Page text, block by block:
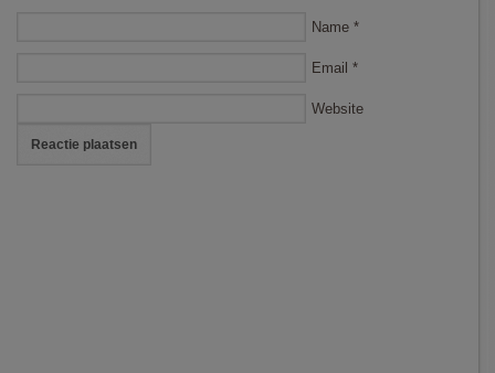
Name *
Email *
Website